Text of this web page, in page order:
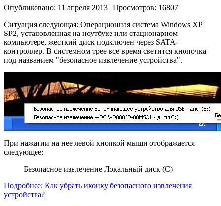
Опубликовано: 11 апреля 2013 | Просмотров: 16807
Ситуация следующая: Операционная система Windows XP
SP2, установленная на ноутбуке или стационарном
компьютере, жесткий диск подключен через SATA-
контроллер. В системном трее все время светится кнопочка
под названием "безопасное извлечение устройства".
При нажатии на нее левой кнопкой мыши отображается
следующее:
Безопасное извлечение Локальный диск (C)
Подробнее: Как убрать иконку безопасного извлечения
устройства?